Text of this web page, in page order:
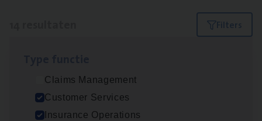
Filters
Claims Management
Customer Services
Insurance Operations
Busi­ness Analyst
IT, Change & Innovation
Antwerpen